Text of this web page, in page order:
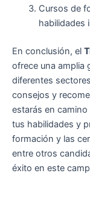
Cursos de
habilidades
En conclusión, el
ofrece una amplia
diferentes
consejos y
estarás en
tus habilidades y
formación y las
entre otros
éxito en este